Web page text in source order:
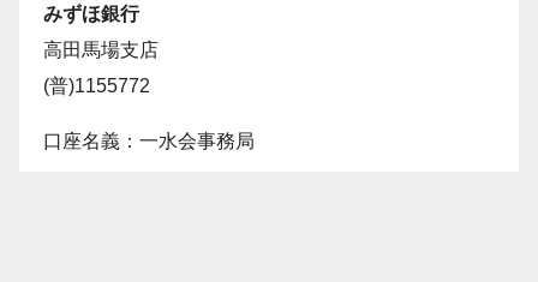
みずほ銀行
高田馬場支店
(普)1155772
口座名義：一水会事務局